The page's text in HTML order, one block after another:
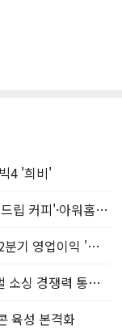
4 '희비'
[오늘의 언박싱] 오뚜기 '제주담음 제주 드립 커피'·아워홈 ‘갓석박지’ 外
LG유플러스, AIDC 성장 본궤도 진입…2분기 영업이익 '역대 최대'
해외 먹거리 ‘불티’…세븐일레븐, 글로벌 소싱 경쟁력 통했다
육성 본격화